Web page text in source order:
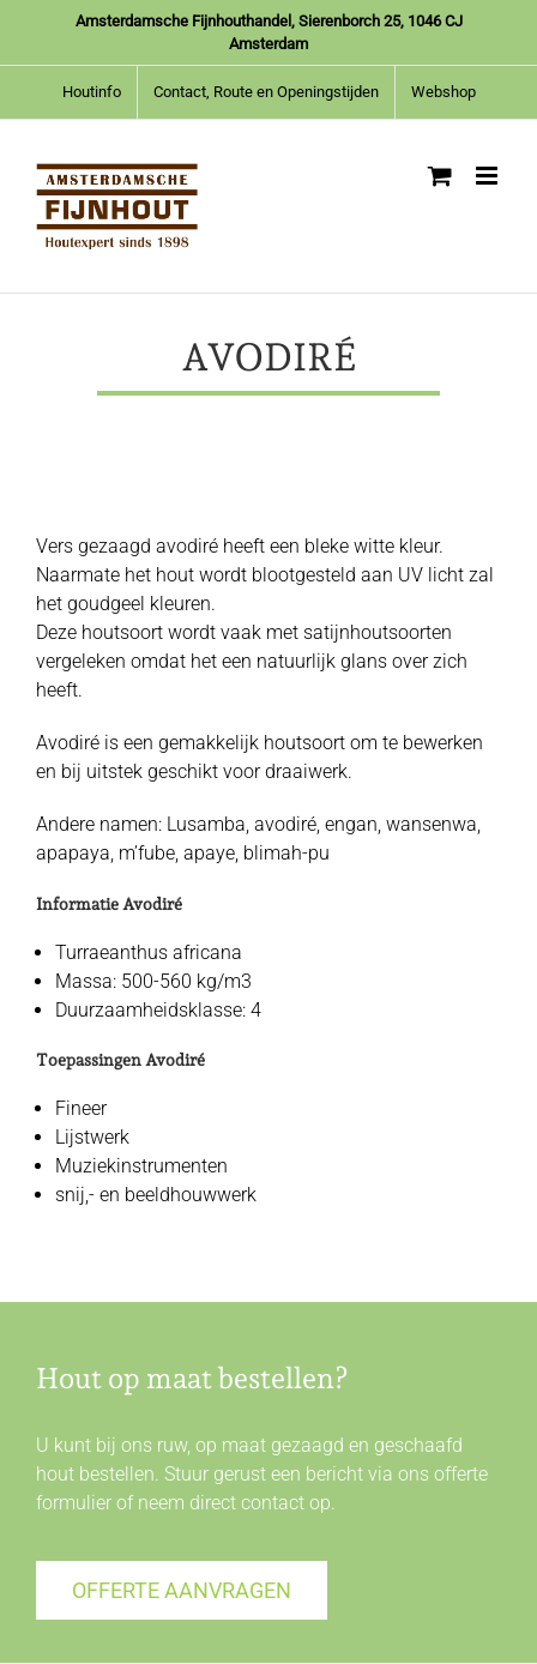
inhoud
Amsterdamsche Fijnhouthandel, Sierenborch 25, 1046 CJ
Amsterdam
Houtinfo Contact, Route en Openingstijden Webshop
AVODIRÉ
Vers gezaagd avodiré heeft een bleke witte kleur.
Naarmate het hout wordt blootgesteld aan UV licht zal
het goudgeel kleuren.
Deze houtsoort wordt vaak met satijnhoutsoorten
vergeleken omdat het een natuurlijk glans over zich
heeft.
Avodiré is een gemakkelijk houtsoort om te bewerken
en bij uitstek geschikt voor draaiwerk.
Andere namen: Lusamba, avodiré, engan, wansenwa,
apapaya, m’fube, apaye, blimah-pu
Informatie Avodiré
Turraeanthus africana
Massa: 500-560 kg/m3
Duurzaamheidsklasse: 4
Toepassingen Avodiré
Fineer
Lijstwerk
Muziekinstrumenten
snij,- en beeldhouwwerk
Hout op maat bestellen?
U kunt bij ons ruw, op maat gezaagd en geschaafd
hout bestellen. Stuur gerust een bericht via ons offerte
formulier of neem direct contactop.
OFFERTE AANVRAGEN